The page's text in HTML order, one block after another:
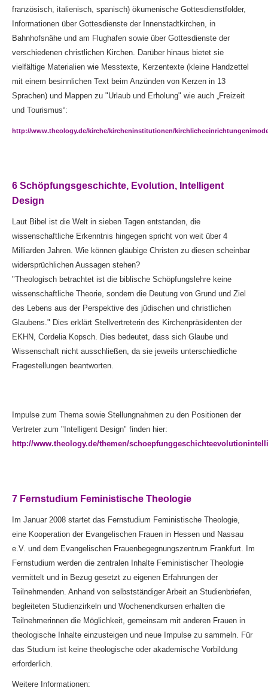
französisch, italienisch, spanisch) ökumenische Gottesdienstfolder,
Informationen über Gottesdienste der Innenstadtkirchen, in
Bahnhofsnähe und am Flughafen sowie über Gottesdienste der
verschiedenen christlichen Kirchen. Darüber hinaus bietet sie
vielfältige Materialien wie Messtexte, Kerzentexte (kleine Handzettel
mit einem besinnlichen Text beim Anzünden von Kerzen in 13
Sprachen) und Mappen zu "Urlaub und Erholung" wie auch „Freizeit
und Tourismus“:
http://www.theology.de/kirche/kircheninstitutionen/
6 Schöpfungsgeschichte, Evolution, Intelligent
Design
Laut Bibel ist die Welt in sieben Tagen entstanden, die
wissenschaftliche Erkenntnis hingegen spricht von weit über 4
Milliarden Jahren. Wie können gläubige Christen zu diesen scheinbar
widersprüchlichen Aussagen stehen?
"Theologisch betrachtet ist die biblische Schöpfungslehre keine
wissenschaftliche Theorie, sondern die Deutung von Grund und Ziel
des Lebens aus der Perspektive des jüdischen und christlichen
Glaubens." Dies erklärt Stellvertreterin des Kirchenpräsidenten der
EKHN, Cordelia Kopsch. Dies bedeutet, dass sich Glaube und
Wissenschaft nicht ausschließen, da sie jeweils unterschiedliche
Fragestellungen beantworten.
Impulse zum Thema sowie Stellungnahmen zu den Positionen der
Vertreter zum "Intelligent Design" finden hier:
http://www.theology.de/themen/
7 Fernstudium Feministische Theologie
Im Januar 2008 startet das Fernstudium Feministische Theologie,
eine Kooperation der Evangelischen Frauen in Hessen und Nassau
e.V. und dem Evangelischen Frauenbegegnungszentrum Frankfurt. Im
Fernstudium werden die zentralen Inhalte Feministischer Theologie
vermittelt und in Bezug gesetzt zu eigenen Erfahrungen der
Teilnehmenden. Anhand von selbstständiger Arbeit an Studienbriefen,
begleiteten Studienzirkeln und Wochenendkursen erhalten die
Teilnehmerinnen die Möglichkeit, gemeinsam mit anderen Frauen in
theologische Inhalte einzusteigen und neue Impulse zu sammeln. Für
das Studium ist keine theologische oder akademische Vorbildung
erforderlich.
Weitere Informationen: